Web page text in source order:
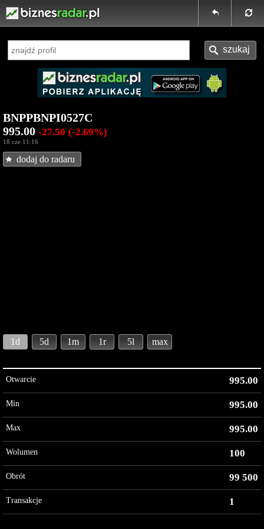
BNPPBNPI0527C
995.00 -27.50 (-2.69%)
18 cze 11:16
dodaj do radaru
1d 5d 1m 1r 5l max
Otwarcie 995.00
Min 995.00
Max 995.00
Wolumen 100
Obrót 99 500
Transakcje 1